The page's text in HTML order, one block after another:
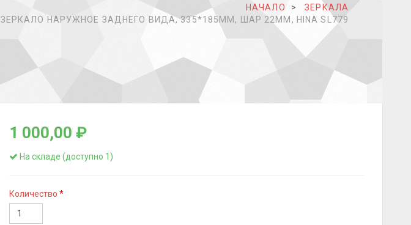
НАЧАЛО
ЗЕРКАЛА
ЗЕРКАЛО НАРУЖНОЕ ЗАДНЕГО ВИДА, 335*185ММ, ШАР 22ММ, HINA SL779
1 000,00 ₽
На складе (доступно 1)
Количество